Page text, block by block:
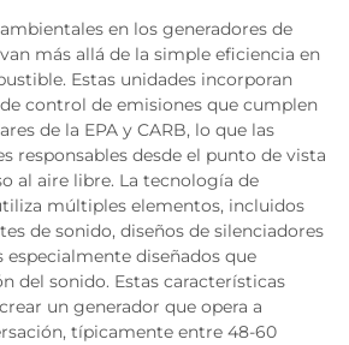
en los generadores de
más allá de la simple eficiencia en
Estas unidades incorporan
control de emisiones que cumplen
de la EPA y CARB, lo que las
responsables desde el punto de vista
al aire libre. La tecnología de
múltiples elementos, incluidos
de sonido, diseños de silenciadores
especialmente diseñados que
del sonido. Estas características
un generador que opera a
típicamente entre 48-60